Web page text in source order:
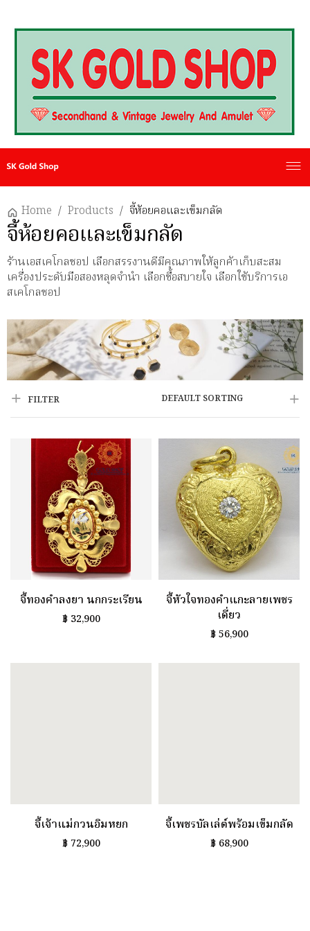
Home / Products / จี้ห้อยคอและเข็มกลัด
จี้ห้อยคอและเข็มกลัด
ร้านเอสเคโกลชอป เลือกสรรงานดีมีคุณภาพให้ลูกค้าเก็บสะสม
เครื่องประดับมือสองหลุดจำนำ เลือกซื้อสบายใจ เลือกใช้บริการเอ
สเคโกลชอป
FILTER DEFAULT SORTING
จี้ทองคำลงยา นกกระเรียน
฿ 32,900
จี้หัวใจทองคำแกะลายเพชร
เดี่ยว
฿ 56,900
จี้เจ้าแม่กวนอิมหยก
฿ 72,900
จี้เพชรบัลเล่ต์พร้อมเข็มกลัด
฿ 68,900